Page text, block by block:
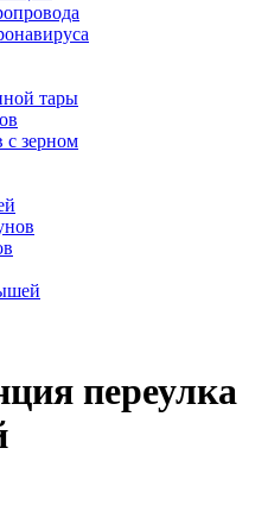
тары
с зерном
переулка